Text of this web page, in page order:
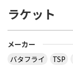
ラケット
メーカー
バタフライ
TSP